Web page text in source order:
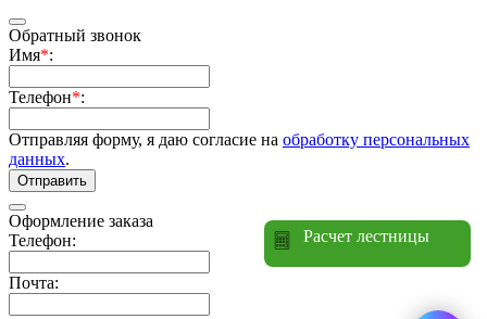
Расчет лестницы
Обратный звонок
Имя*:
Телефон*:
Отправляя форму, я даю согласие на обработку персональных
данных.
Отправить
Оформление заказа
Телефон:
Почта: